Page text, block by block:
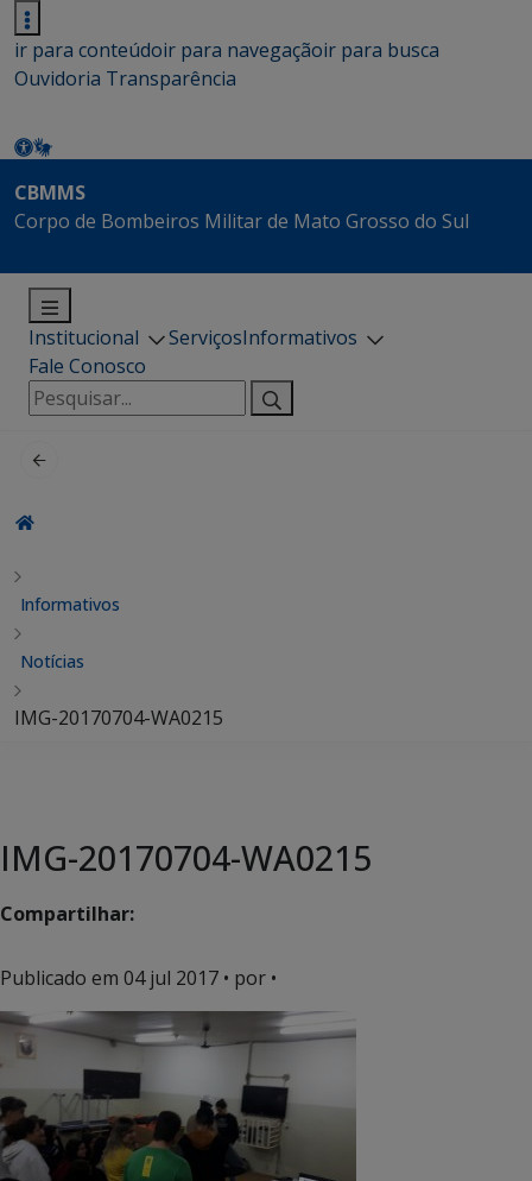
ir para conteúdoir para navegaçãoir para busca
Ouvidoria Transparência
CBMMS
Corpo de Bombeiros Militar de Mato Grosso do Sul
Institucional ServiçosInformativos
Fale Conosco
Pesquisar
por:
Informativos
Notícias
IMG-20170704-WA0215
IMG-20170704-WA0215
Compartilhar:
Publicado em 04 jul 2017 • por •